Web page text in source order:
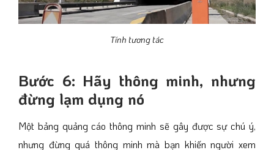
Tính tương tác
Bước 6: Hãy thông minh, nhưng
đừng lạm dụng nó
Một bảng quảng cáo thông minh sẽ gây được sự chú ý,
nhưng đừng quá thông minh mà bạn khiến người xem